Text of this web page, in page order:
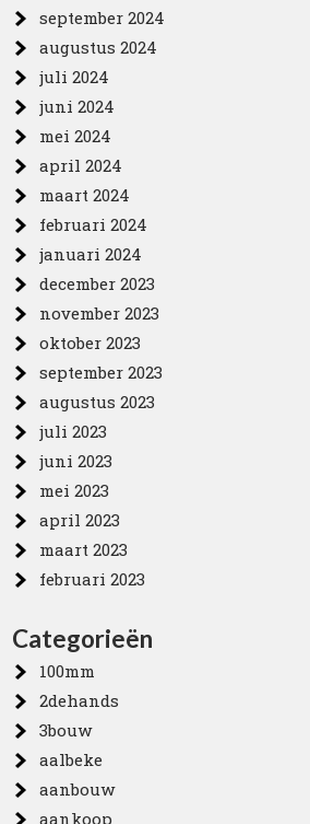
september 2024
augustus 2024
juli 2024
juni 2024
mei 2024
april 2024
maart 2024
februari 2024
januari 2024
december 2023
november 2023
oktober 2023
september 2023
augustus 2023
juli 2023
juni 2023
mei 2023
april 2023
maart 2023
februari 2023
Categorieën
100mm
2dehands
3bouw
aalbeke
aanbouw
aankoop